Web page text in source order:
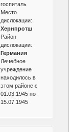
госпиталь
Место
дислокации:
Хернпротш
Район
дислокации:
Германия
Лечебное
учреждение
находилось в
этом районе с
01.03.1945 по
15.07.1945